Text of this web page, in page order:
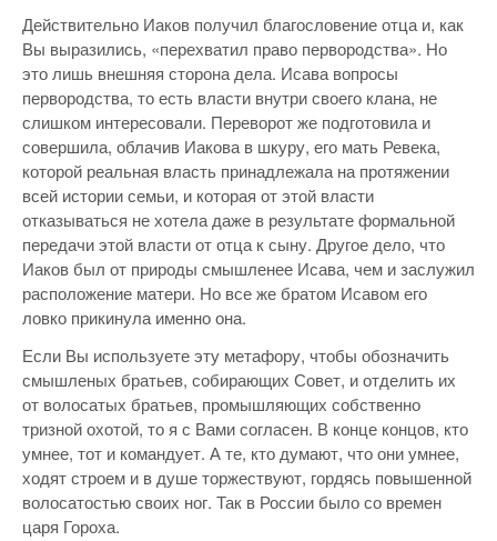
Действительно Иаков получил благословение отца и, как
Вы выразились, «перехватил право первородства». Но
это лишь внешняя сторона дела. Исава вопросы
первородства, то есть власти внутри своего клана, не
слишком интересовали. Переворот же подготовила и
совершила, облачив Иакова в шкуру, его мать Ревека,
которой реальная власть принадлежала на протяжении
всей истории семьи, и которая от этой власти
отказываться не хотела даже в результате формальной
передачи этой власти от отца к сыну. Другое дело, что
Иаков был от природы смышленее Исава, чем и заслужил
расположение матери. Но все же братом Исавом его
ловко прикинула именно она.
Если Вы используете эту метафору, чтобы обозначить
смышленых братьев, собирающих Совет, и отделить их
от волосатых братьев, промышляющих собственно
тризной охотой, то я с Вами согласен. В конце концов, кто
умнее, тот и командует. А те, кто думают, что они умнее,
ходят строем и в душе торжествуют, гордясь повышенной
волосатостью своих ног. Так в России было со времен
царя Гороха.